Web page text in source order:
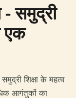
समुद्री
एक
शिक्षा के महत्व
आगंतुकों का